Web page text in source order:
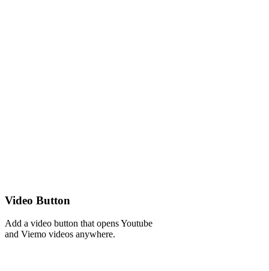
Video Button
Add a video button that opens Youtube
and Viemo videos anywhere.